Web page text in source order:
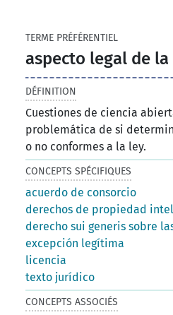
TERME PRÉFÉRENTIEL
aspecto legal de
DÉFINITION
Cuestiones de ciencia
problemática de si
o no conformes a la ley.
CONCEPTS SPÉCIFIQUES
acuerdo de consorcio
derechos de propiedad
derecho sui generis sobre
excepción legítima
licencia
texto jurídico
CONCEPTS ASSOCIÉS